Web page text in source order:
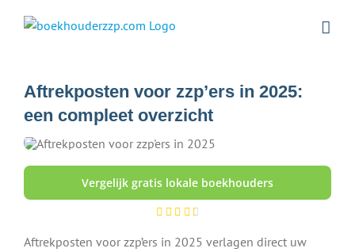
Aftrekposten voor zzp’ers in 2025:
een compleet overzicht
Vergelijk gratis lokale boekhouders
Aftrekposten voor zzp’ers in 2025 verlagen direct uw